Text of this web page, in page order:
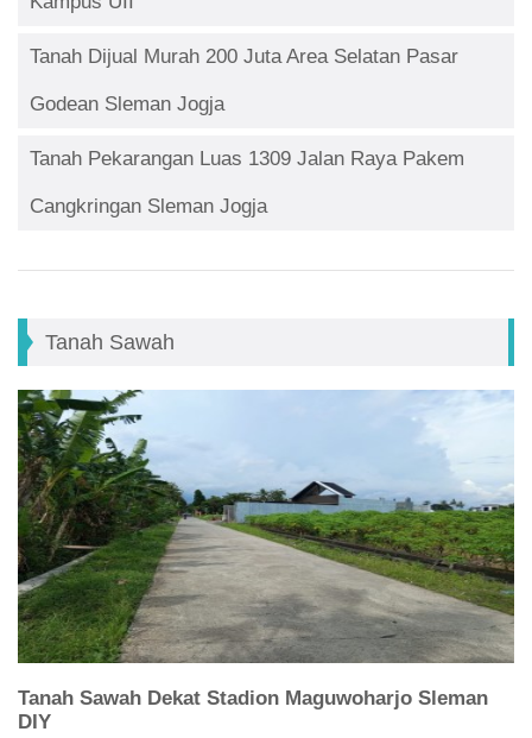
Tanah Dijual Murah 200 Juta Area Selatan Pasar
Godean Sleman Jogja
Tanah Pekarangan Luas 1309 Jalan Raya Pakem
Cangkringan Sleman Jogja
Tanah Sawah
Tanah Sawah Dekat Stadion Maguwoharjo Sleman
DIY